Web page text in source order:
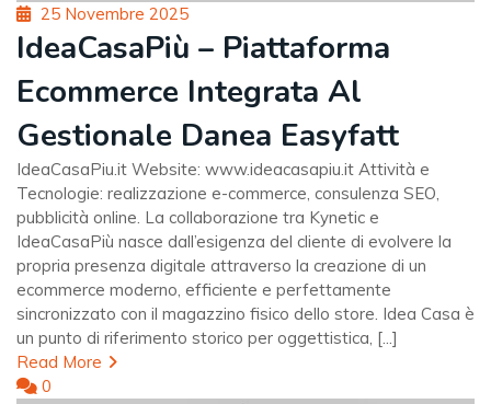
Posted
on
25 Novembre 2025
IdeaCasaPiù – Piattaforma
Ecommerce Integrata Al
Gestionale Danea Easyfatt
IdeaCasaPiu.it Website: www.ideacasapiu.it Attività e
Tecnologie: realizzazione e-commerce, consulenza SEO,
pubblicità online. La collaborazione tra Kynetic e
IdeaCasaPiù nasce dall’esigenza del cliente di evolvere la
propria presenza digitale attraverso la creazione di un
ecommerce moderno, efficiente e perfettamente
sincronizzato con il magazzino fisico dello store. Idea Casa è
un punto di riferimento storico per oggettistica, [...]
Read More
0